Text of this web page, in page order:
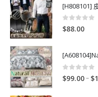
[H808101]
0 out of
$88.00
0 out of
$99.00– $